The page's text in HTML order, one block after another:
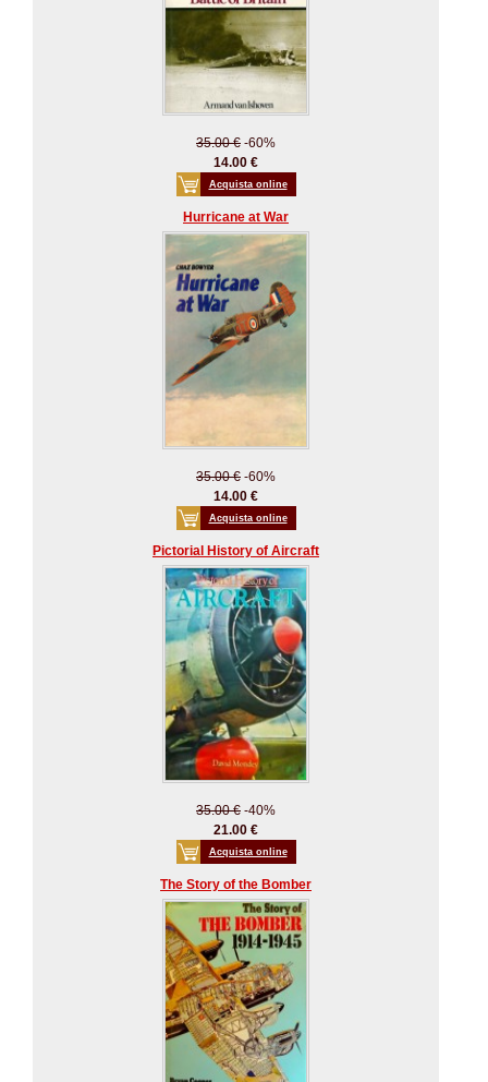
35.00 € -60%
14.00 €
Acquista online
Hurricane at War
35.00 € -60%
14.00 €
Acquista online
Pictorial History of Aircraft
35.00 € -40%
21.00 €
Acquista online
The Story of the Bomber